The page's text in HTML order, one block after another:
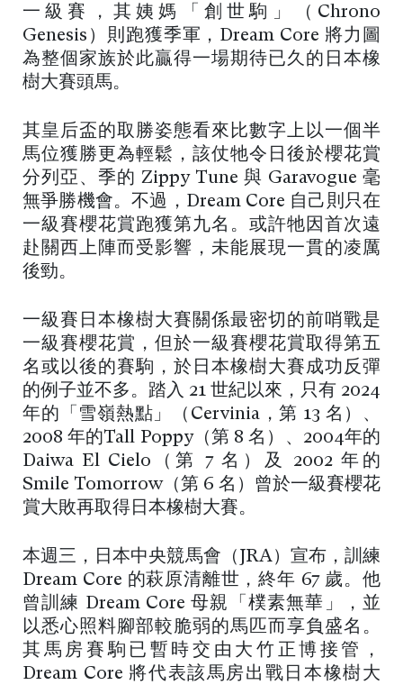
一級賽，其姨媽「創世駒」（Chrono
Genesis）則跑獲季軍，Dream Core 將力圖
為整個家族於此贏得一場期待已久的日本橡
樹大賽頭馬。
其皇后盃的取勝姿態看來比數字上以一個半
馬位獲勝更為輕鬆，該仗牠令日後於櫻花賞
分列亞、季的 Zippy Tune 與 Garavogue 毫
無爭勝機會。不過，Dream Core 自己則只在
一級賽櫻花賞跑獲第九名。或許牠因首次遠
赴關西上陣而受影響，未能展現一貫的凌厲
後勁。
一級賽日本橡樹大賽關係最密切的前哨戰是
一級賽櫻花賞，但於一級賽櫻花賞取得第五
名或以後的賽駒，於日本橡樹大賽成功反彈
的例子並不多。踏入 21 世紀以來，只有 2024
年的「雪嶺熱點」（Cervinia，第 13 名）、
2008 年的Tall Poppy（第 8 名）、2004年的
Daiwa El Cielo（第 7 名）及 2002 年的
Smile Tomorrow（第 6 名）曾於一級賽櫻花
賞大敗再取得日本橡樹大賽。
本週三，日本中央競馬會（JRA）宣布，訓練
Dream Core 的萩原清離世，終年 67 歲。他
曾訓練 Dream Core 母親「樸素無華」，並
以悉心照料腳部較脆弱的馬匹而享負盛名。
其馬房賽駒已暫時交由大竹正博接管，
Dream Core 將代表該馬房出戰日本橡樹大